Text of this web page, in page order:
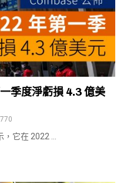
季度淨虧損 4.3 億美
它在 2022 ...